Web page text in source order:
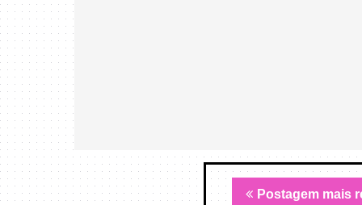
Postagem mais